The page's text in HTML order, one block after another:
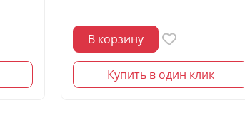
В корзину
Купить в один клик